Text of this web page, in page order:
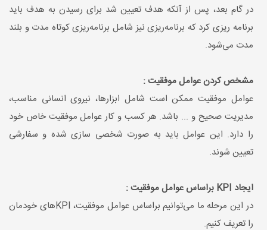
در گام بعد، پس از آنکه هدف تعیین شد برای رسیدن به هدف باید
برنامه ریزی کرد که برنامه‌ریزی نیز شامل برنامه‌ریزی کوتاه مدت و بلند
مدت می‌شود.
مشخص کردن عوامل موفقیت :
عوامل موفقیت ممکن است شامل ابزارها، نیروی انسانی مناسب،
مدیریت صحیح و ... باشد. هر کسب و کار عوامل موفقیت خاص خود
را دارد. این عوامل باید به صورت شخصی سازی شده و سفارشی
تعیین شوند.
ایجاد KPI براساس عوامل موفقیت :
در این مرحله ما می‌توانیم براساس عوامل موفقیت، KPIهای خودمان
را تعریف کنیم.